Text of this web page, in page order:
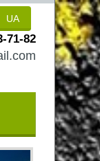
UA
71-82